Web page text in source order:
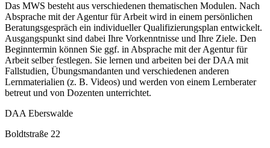
Das MWS besteht aus verschiedenen thematischen Modulen. Nach
Absprache mit der Agentur für Arbeit wird in einem persönlichen
Beratungsgespräch ein individueller Qualifizierungsplan entwickelt.
Ausgangspunkt sind dabei Ihre Vorkenntnisse und Ihre Ziele. Den
Beginntermin können Sie ggf. in Absprache mit der Agentur für
Arbeit selber festlegen. Sie lernen und arbeiten bei der DAA mit
Fallstudien, Übungsmandanten und verschiedenen anderen
Lernmaterialien (z. B. Videos) und werden von einem Lernberater
betreut und von Dozenten unterrichtet.
DAA Eberswalde
Boldtstraße 22